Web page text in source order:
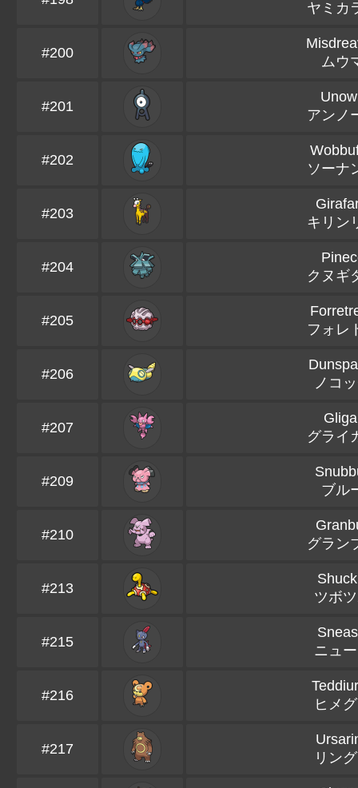
ヤミカ
#200
ムウ
#201
アンノ
#202
ソーナ
#203
キリン
#204
クヌギ
#205
フォレ
#206
ノコ
#207
グライ
#209
ブル
#210
グラン
#213
ツボ
#215
ニュ
#216
ヒメ
#217
リン